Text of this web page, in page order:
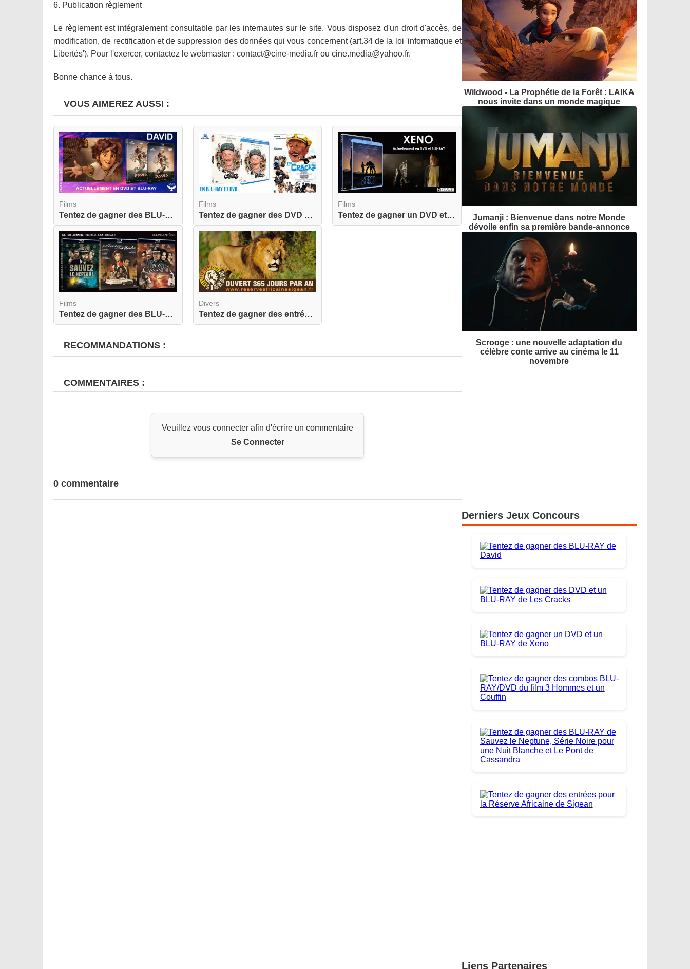
6. Publication règlement
Le règlement est intégralement consultable par les internautes sur le site. Vous disposez d'un droit d'accès, de
modification, de rectification et de suppression des données qui vous concernent (art.34 de la loi 'informatique et
Libertés'). Pour l'exercer, contactez le webmaster : contact@cine-media.fr ou cine.media@yahoo.fr.
Bonne chance à tous.
VOUS AIMEREZ AUSSI :
Films
Tentez de gagner des BLU-RAY de David
Films
Tentez de gagner des DVD et un BLU-RAY de Les Cr...
Films
Tentez de gagner un DVD et un BLU-RAY de Xeno
Films
Tentez de gagner des BLU-RAY de Sauvez le Neptun...
Divers
Tentez de gagner des entrées pour la Réserve Afr...
RECOMMANDATIONS :
COMMENTAIRES :
Veuillez vous connecter afin d'écrire un commentaire
Se Connecter
0 commentaire
Wildwood - La Prophétie de la Forêt : LAIKA
nous invite dans un monde magique
Jumanji : Bienvenue dans notre Monde
dévoile enfin sa première bande-annonce
Scrooge : une nouvelle adaptation du
célèbre conte arrive au cinéma le 11
novembre
Derniers Jeux Concours
Liens Partenaires